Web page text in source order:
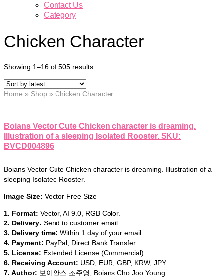
Contact Us
Category
Chicken Character
Showing 1–16 of 505 results
Home » Shop » Chicken Character
Boians Vector Cute Chicken character is dreaming.
Illustration of a sleeping Isolated Rooster. SKU:
BVCD004896
Boians Vector Cute Chicken character is dreaming. Illustration of a
sleeping Isolated Rooster.
Image Size: Vector Free Size
1. Format: Vector, AI 9.0, RGB Color.
2. Delivery: Send to customer email.
3. Delivery time: Within 1 day of your email.
4. Payment: PayPal, Direct Bank Transfer.
5. License: Extended License (Commercial)
6. Receiving Account: USD, EUR, GBP, KRW, JPY
7. Author: 보이안스 조주영, Boians Cho Joo Young.